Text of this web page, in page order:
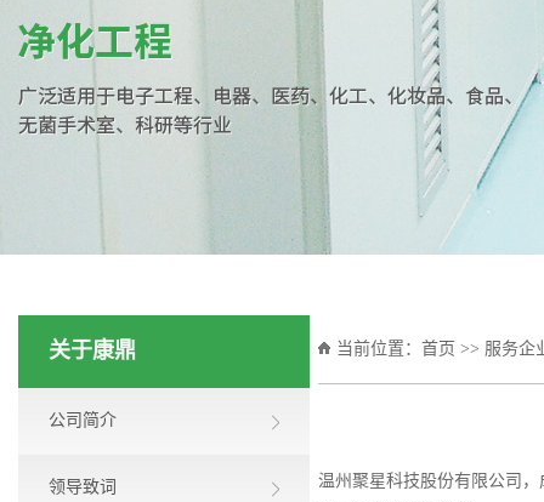
关于康鼎
公司简介
领导致词
当前位置： 首页 >> 服务企
温州聚星科技股份有限公司